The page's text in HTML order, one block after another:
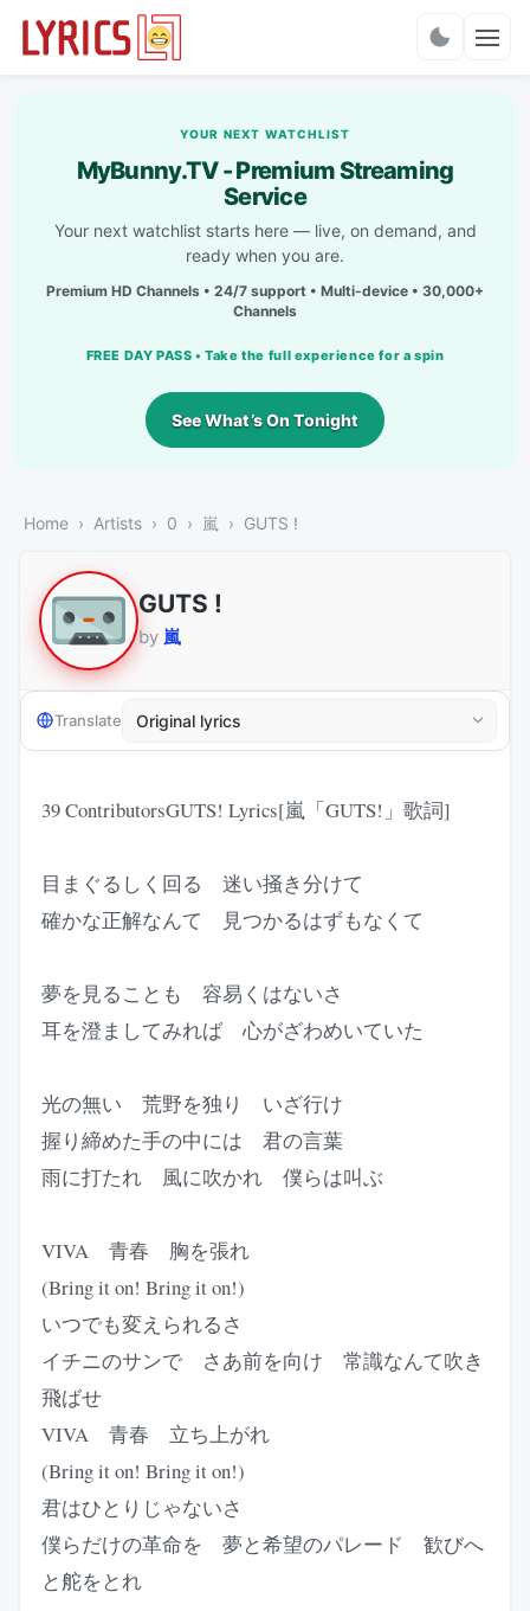
YOUR NEXT WATCHLIST
MyBunny.TV - Premium Streaming
Service
Your next watchlist starts here — live, on demand, and
ready when you are.
Premium HD Channels • 24/7 support • Multi-device • 30,000+
Channels
FREE DAY PASS • Take the full experience for a spin
See What’s On Tonight
Home Artists 0 嵐 GUTS !
GUTS !
by 嵐
Translate
39 ContributorsGUTS! Lyrics[嵐「GUTS!」歌詞]
目まぐるしく回る 迷い掻き分けて
確かな正解なんて 見つかるはずもなくて
夢を見ることも 容易くはないさ
耳を澄ましてみれば 心がざわめいていた
光の無い 荒野を独り いざ行け
握り締めた手の中には 君の言葉
雨に打たれ 風に吹かれ 僕らは叫ぶ
VIVA 青春 胸を張れ
(Bring it on! Bring it on!)
いつでも変えられるさ
イチニのサンで さあ前を向け 常識なんて吹き
飛ばせ
VIVA 青春 立ち上がれ
(Bring it on! Bring it on!)
君はひとりじゃないさ
僕らだけの革命を 夢と希望のパレード 歓びへ
と舵をとれ